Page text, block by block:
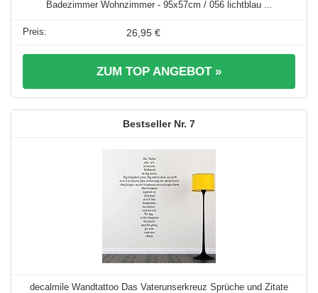
Badezimmer Wohnzimmer - 95x57cm / 056 lichtblau ...
26,95 €
ZUM TOP ANGEBOT »
7
decalmile Wandtattoo Das Vaterunserkreuz Sprüche und Zitate